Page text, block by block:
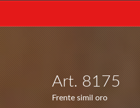
Art. 8175
Frente simil oro